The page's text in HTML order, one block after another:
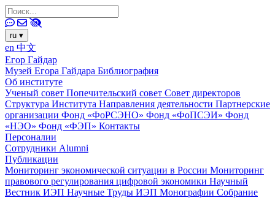
ru ▾
en 中文
Егор Гайдар
Музей Егора Гайдара Библиография
Об институте
Ученый совет Попечительский совет Совет директоров
Структура Института Направления деятельности Партнерские
организации Фонд «ФоРСЭНО» Фонд «ФоПСЭИ» Фонд
«НЭО» Фонд «ФЭП» Контакты
Персоналии
Сотрудники Alumni
Публикации
Мониторинг экономической ситуации в России Мониторинг
правового регулирования цифровой экономики Научный
Вестник ИЭП Научные Труды ИЭП Монографии Собрание